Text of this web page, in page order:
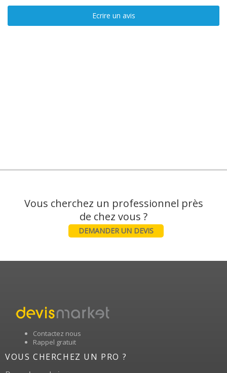
Ecrire un avis
Vous cherchez un professionnel près
DEMANDER UN DEVIS
Contactez nous
Rappel gratuit
VOUS CHERCHEZ UN PRO ?